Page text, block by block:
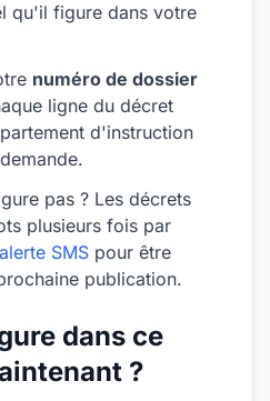
qu'il figure dans votre
numéro de dossier
ligne du décret
d'instruction
pas ? Les décrets
plusieurs fois par
SMS pour être
publication.
dans ce
?